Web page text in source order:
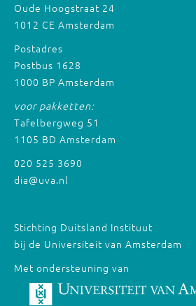
Oude Hoogstraat 24
1012 CE Amsterdam
Postadres
Postbus 1628
1000 BP Amsterdam
voor pakketten:
Tafelbergweg 51
1105 BD Amsterdam
020 525 3690
dia@uva.nl
Stichting Duitsland Instituut
bij de Universiteit van Amsterdam
Met ondersteuning van